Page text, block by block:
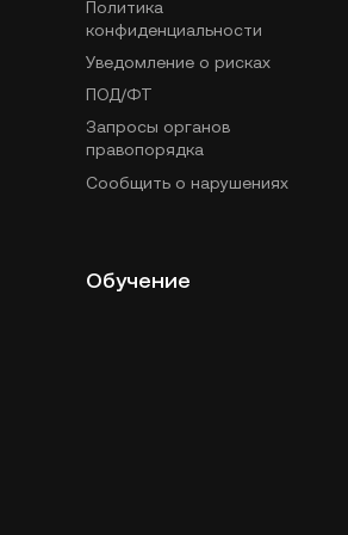
Политика
конфиденциальности
Уведомление о рисках
ПОД/ФТ
Запросы органов
правопорядка
Сообщить о нарушениях
Обучение